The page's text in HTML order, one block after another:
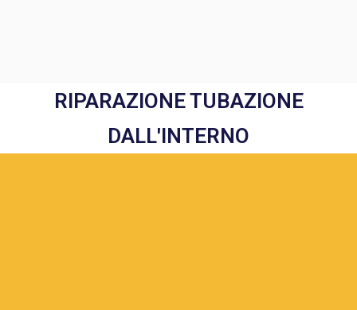
RIPARAZIONE TUBAZIONE
DALL'INTERNO